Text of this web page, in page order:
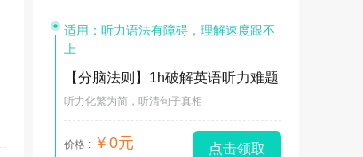
适用：听力语法有障碍，理解速度跟不
上
【分脑法则】1h破解英语听力难题
听力化繁为简，听清句子真相
价格 : ￥0元 点击领取